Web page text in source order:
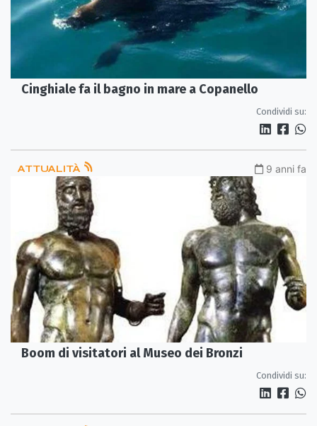
Cinghiale fa il bagno in mare a Copanello
Condividi su:
ATTUALITÀ 9 anni fa
Boom di visitatori al Museo dei Bronzi
Condividi su: